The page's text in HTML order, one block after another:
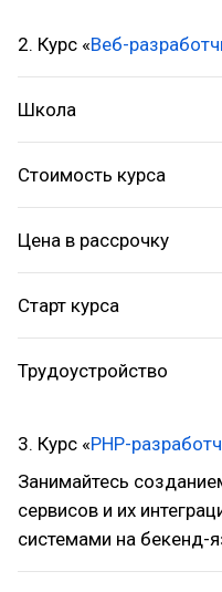
2. Курс «Веб-
Школа
Стоимость курса
Цена в рассрочку
Старт курса
Трудоустройство
3. Курс «PHP-
Занимайтесь
сервисов и их
системами на бекенд-